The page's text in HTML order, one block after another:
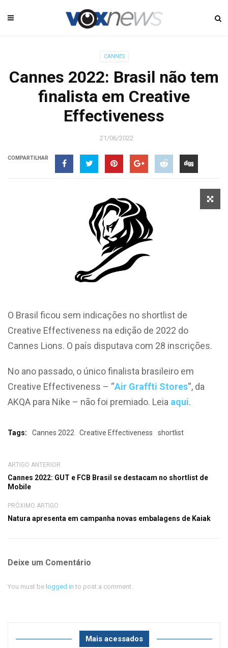
CANNES
Cannes 2022: Brasil não tem
finalista em Creative
Effectiveness
21/06/2022
COMPARTILHAR
O Brasil ficou sem indicações no shortlist de
Creative Effectiveness na edição de 2022 do
Cannes Lions. O país disputava com 28 inscrições.
No ano passado, o único finalista brasileiro em
Creative Effectiveness – “Air Graffti Stores“, da
AKQA para Nike – não foi premiado. Leia aqui.
Tags: Cannes 2022 Creative Effectiveness shortlist
ARTIGO ANTERIOR
Cannes 2022: GUT e FCB Brasil se destacam no shortlist de
Mobile
PRÓXIMO ARTIGO
Natura apresenta em campanha novas embalagens de Kaiak
Deixe um Comentário
You must be logged in to post a comment.
Mais acessados